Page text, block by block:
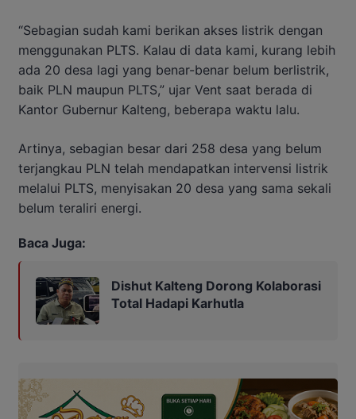
“Sebagian sudah kami berikan akses listrik dengan
menggunakan PLTS. Kalau di data kami, kurang lebih
ada 20 desa lagi yang benar-benar belum berlistrik,
baik PLN maupun PLTS,” ujar Vent saat berada di
Kantor Gubernur Kalteng, beberapa waktu lalu.
Artinya, sebagian besar dari 258 desa yang belum
terjangkau PLN telah mendapatkan intervensi listrik
melalui PLTS, menyisakan 20 desa yang sama sekali
belum teraliri energi.
Baca Juga:
Dishut Kalteng Dorong Kolaborasi
Total Hadapi Karhutla